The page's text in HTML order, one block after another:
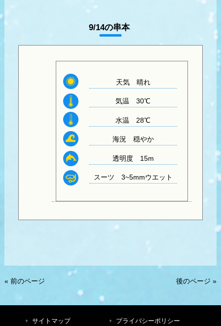
9/14の串本
天気 晴れ
気温 30℃
水温 28℃
海況 穏やか
透明度15m
スーツ 3~5mmウエット
« 前のページ 後のページ »
サイトマップ プライバシーポリシー